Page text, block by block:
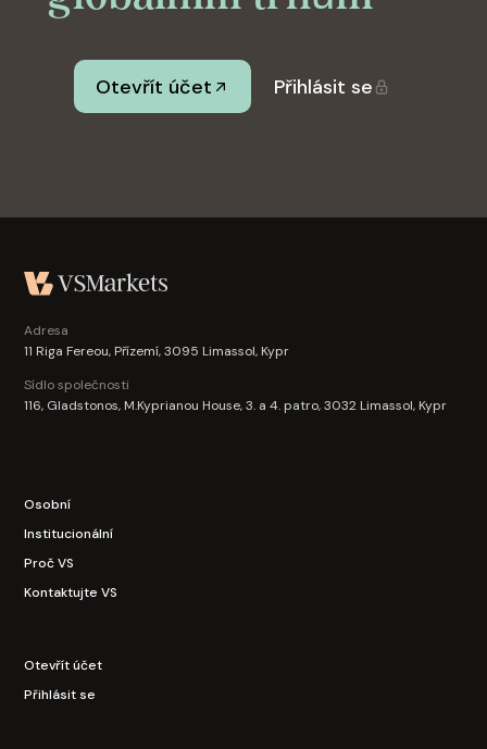
všechny reálné obchodní účty (VS Markets MT5)
Otevřít účet Přihlásit se
Adresa
11 Riga Fereou, Přízemí, 3095 Limassol, Kypr
Sídlo společnosti
116, Gladstonos, M.Kyprianou House, 3. a 4. patro, 3032 Limassol, Kypr
Osobní
Institucionální
Proč VS
Kontaktujte VS
Otevřít účet
Přihlásit se